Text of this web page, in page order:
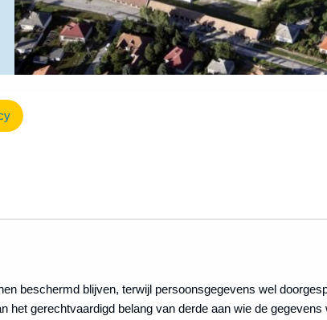
beschermd blijven, terwijl persoonsgegevens wel
het gerechtvaardigd belang van derde aan wie de gegevens